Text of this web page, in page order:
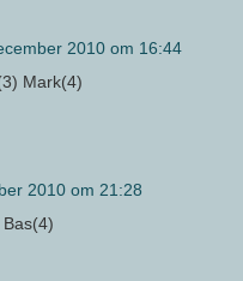
2010 om 16:44
Mark(4)
2010 om 21:28